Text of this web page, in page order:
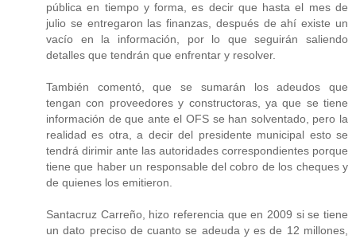
pública en tiempo y forma, es decir que hasta el mes de
julio se entregaron las finanzas, después de ahí existe un
vacío en la información, por lo que seguirán saliendo
detalles que tendrán que enfrentar y resolver.
También comentó, que se sumarán los adeudos que
tengan con proveedores y constructoras, ya que se tiene
información de que ante el OFS se han solventado, pero la
realidad es otra, a decir del presidente municipal esto se
tendrá dirimir ante las autoridades correspondientes porque
tiene que haber un responsable del cobro de los cheques y
de quienes los emitieron.
Santacruz Carreño, hizo referencia que en 2009 si se tiene
un dato preciso de cuanto se adeuda y es de 12 millones,